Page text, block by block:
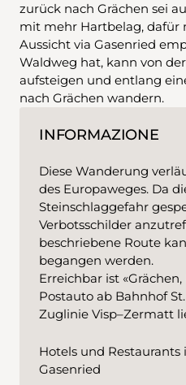
zurück nach Grächen sei
mit mehr Hartbelag, dafür
Aussicht via Gasenried
Waldweg hat, kann von
aufsteigen und entlang
nach Grächen wandern.
INFORMAZIONE
Diese Wanderung
des Europaweges. Da
Steinschlaggefahr
Verbotsschilder
beschriebene Route
begangen werden.
Erreichbar ist
Postauto ab Bahnhof
Zuglinie Visp–Zermatt
Hotels und Restaurants
Gasenried